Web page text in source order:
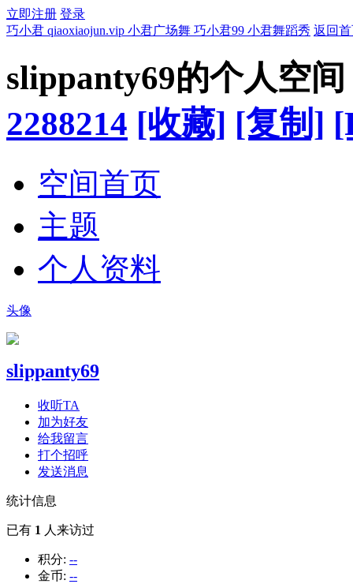
立即注册 登录
巧小君 qiaoxiaojun.vip 小君广场舞 巧小君99 小君舞蹈秀 返回
slippanty69的个人空间
2288214 [收藏] [复制]
空间首页
主题
个人资料
头像
slippanty69
收听TA
加为好友
给我留言
打个招呼
发送消息
统计信息
已有 1 人来访过
积分: --
金币: --